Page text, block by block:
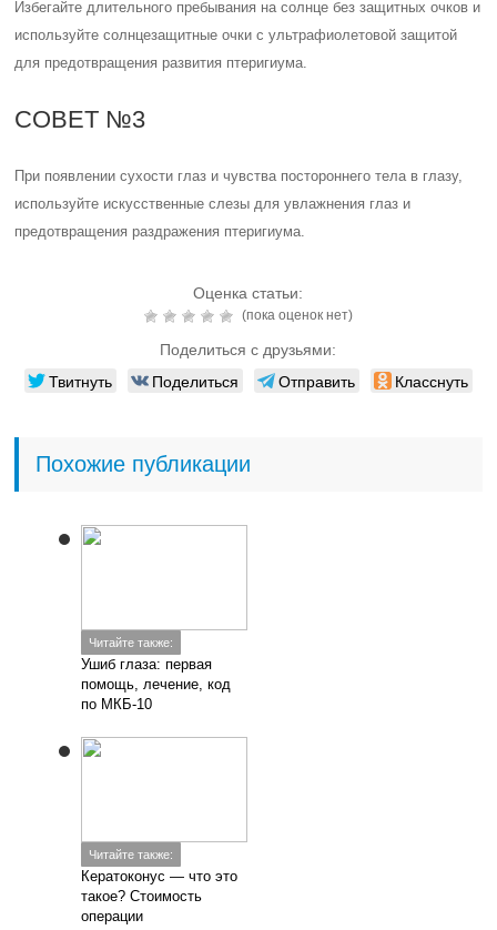
Избегайте длительного пребывания на солнце без защитных очков и
используйте солнцезащитные очки с ультрафиолетовой защитой
для предотвращения развития птеригиума.
СОВЕТ №3
При появлении сухости глаз и чувства постороннего тела в глазу,
используйте искусственные слезы для увлажнения глаз и
предотвращения раздражения птеригиума.
Оценка статьи:
(пока оценок нет)
Поделиться с друзьями:
Твитнуть Поделиться Отправить Класснуть
Похожие публикации
Читайте также:
Ушиб глаза: первая
помощь, лечение, код
по МКБ-10
Читайте также:
Кератоконус — что это
такое? Стоимость
операции